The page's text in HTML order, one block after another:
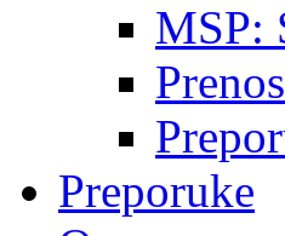
MSP:
Preporuke